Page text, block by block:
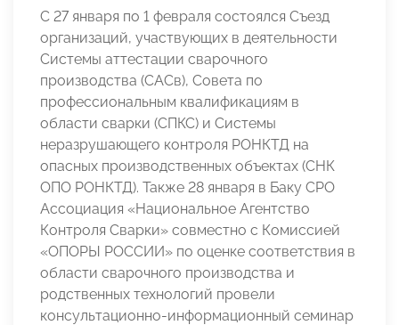
С 27 января по 1 февраля состоялся Съезд
организаций, участвующих в деятельности
Системы аттестации сварочного
производства (САСв), Совета по
профессиональным квалификациям в
области сварки (СПКС) и Системы
неразрушающего контроля РОНКТД на
опасных производственных объектах (СНК
ОПО РОНКТД). Также 28 января в Баку СРО
Ассоциация «Национальное Агентство
Контроля Сварки» совместно с Комиссией
«ОПОРЫ РОССИИ» по оценке соответствия в
области сварочного производства и
родственных технологий провели
консультационно-информационный семинар